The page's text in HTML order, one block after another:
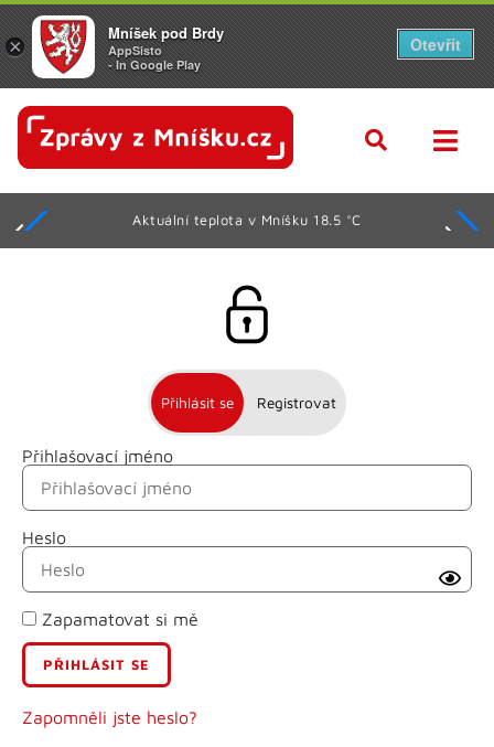
Aktuální teplota v Mníšku 18.5 °C
Přihlásit se Registrovat
Přihlašovací jméno
Heslo
Zapamatovat si mě
Zapomněli jste heslo?
Jméno
Příjmení
E-mail
Uživatelské jméno
×
Mníšek pod Brdy
AppSisto
- In Google Play
Otevřít